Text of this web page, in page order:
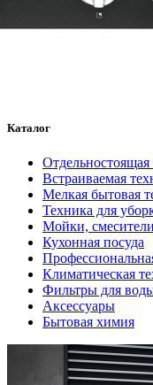
Каталог
Отдельностоящая
Встраиваемая
Мелкая бытовая
Техника для
Мойки,
Кухонная посуда
Климатическая
Фильтры для
Аксессуары
Бытовая химия